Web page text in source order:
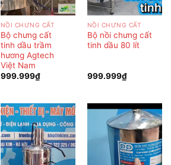
NỒI CHƯNG CẤT
Bộ chưng cất
tinh dầu trầm
hương Agtech
Việt Nam
999.999₫
NỒI CHƯNG CẤT
Bộ nồi chưng cất
tinh dầu 80 lít
999.999₫